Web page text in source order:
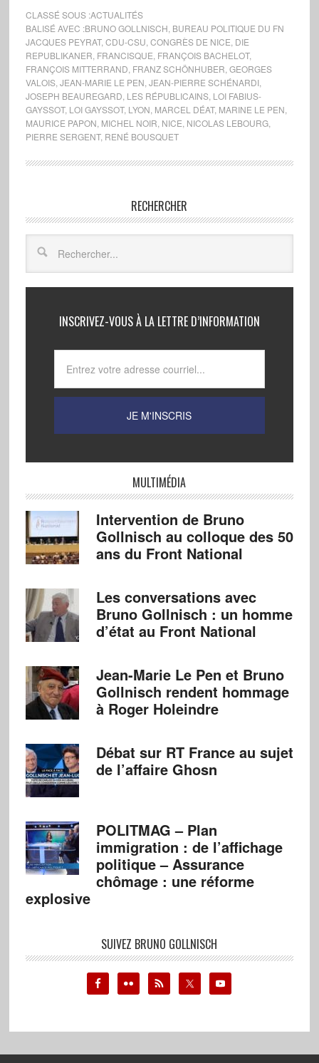
CLASSÉ SOUS :ACTUALITÉS
BALISÉ AVEC :BRUNO GOLLNISCH BUREAU POLITIQUE DU FN
JACQUES PEYRAT, CDU-CSU CONGRÈS DE NICE DIE
REPUBLIKANER FRANCISQUE FRANÇOIS BACHELOT,
FRANÇOIS MITTERRAND FRANZ SCHÖNHUBER GEORGES
VALOIS, JEAN-MARIE LE PEN JEAN-PIERRE SCHÉNARDI,
JOSEPH BEAUREGARD LES RÉPUBLICAINS, LOI FABIUS-
GAYSSOT, LOI GAYSSOT, LYON MARCEL DÉAT, MARINE LE PEN
MAURICE PAPON MICHEL NOIR NICE NICOLAS LEBOURG,
PIERRE SERGENT, RENÉ BOUSQUET
RECHERCHER
INSCRIVEZ-VOUS À LA LETTRE D’INFORMATION
MULTIMÉDIA
Intervention de Bruno
Gollnisch au colloque des 50
ans du Front National
Les conversations avec
Bruno Gollnisch : un homme
d’état au Front National
Jean-Marie Le Pen et Bruno
Gollnisch rendent hommage
à Roger Holeindre
Débat sur RT France au sujet
de l’affaire Ghosn
POLITMAG – Plan
immigration : de l’affichage
politique – Assurance
chômage : une réforme
explosive
SUIVEZ BRUNO GOLLNISCH